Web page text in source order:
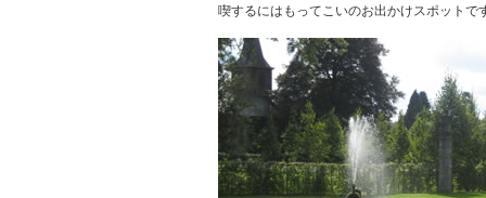
喫するにはもってこいのお出かけスポットで